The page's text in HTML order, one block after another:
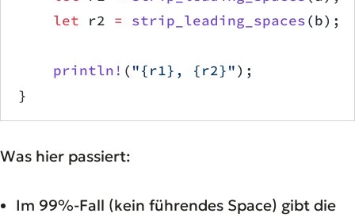
    let
r2 = strip_leading_spaces
    println!
( "{r1}, {r2}");
}
Was hier passiert:
Im 99%-Fall (kein führendes Space) gibt die